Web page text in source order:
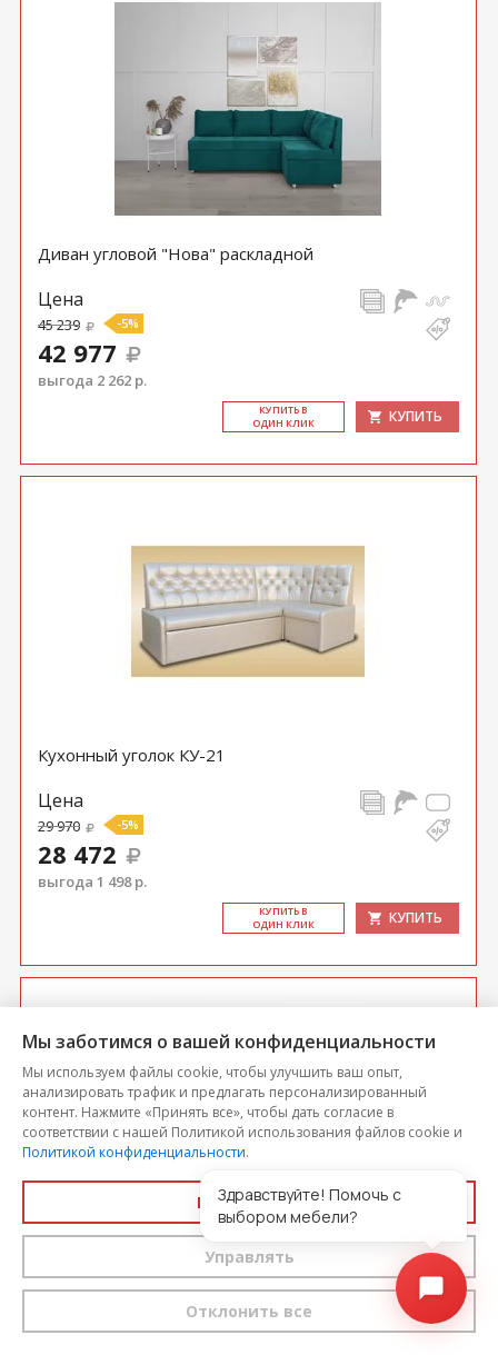
Диван угловой "Нова" раскладной
Цена
45 239 -5%
42 977
выгода 2 262 р.
КУ­ПИТЬ В
ОДИН КЛИК
КУПИТЬ
Кухонный уголок КУ-21
Цена
29 970 -5%
28 472
выгода 1 498 р.
КУ­ПИТЬ В
ОДИН КЛИК
КУПИТЬ
Кухонный уголок КУ-16
30 520
Мы заботимся о вашей конфиденциальности
Мы используем файлы cookie, чтобы улучшить ваш опыт,
анализировать трафик и предлагать персонализированный
контент. Нажмите «Принять все», чтобы дать согласие в
соответствии с нашей Политикой использования файлов cookie и
Политикой конфиденциальности.
Принять все
Управлять
Отклонить все
Здравствуйте! Помочь с
выбором мебели?